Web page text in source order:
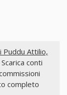
Puddu Attilio,
conti
completo